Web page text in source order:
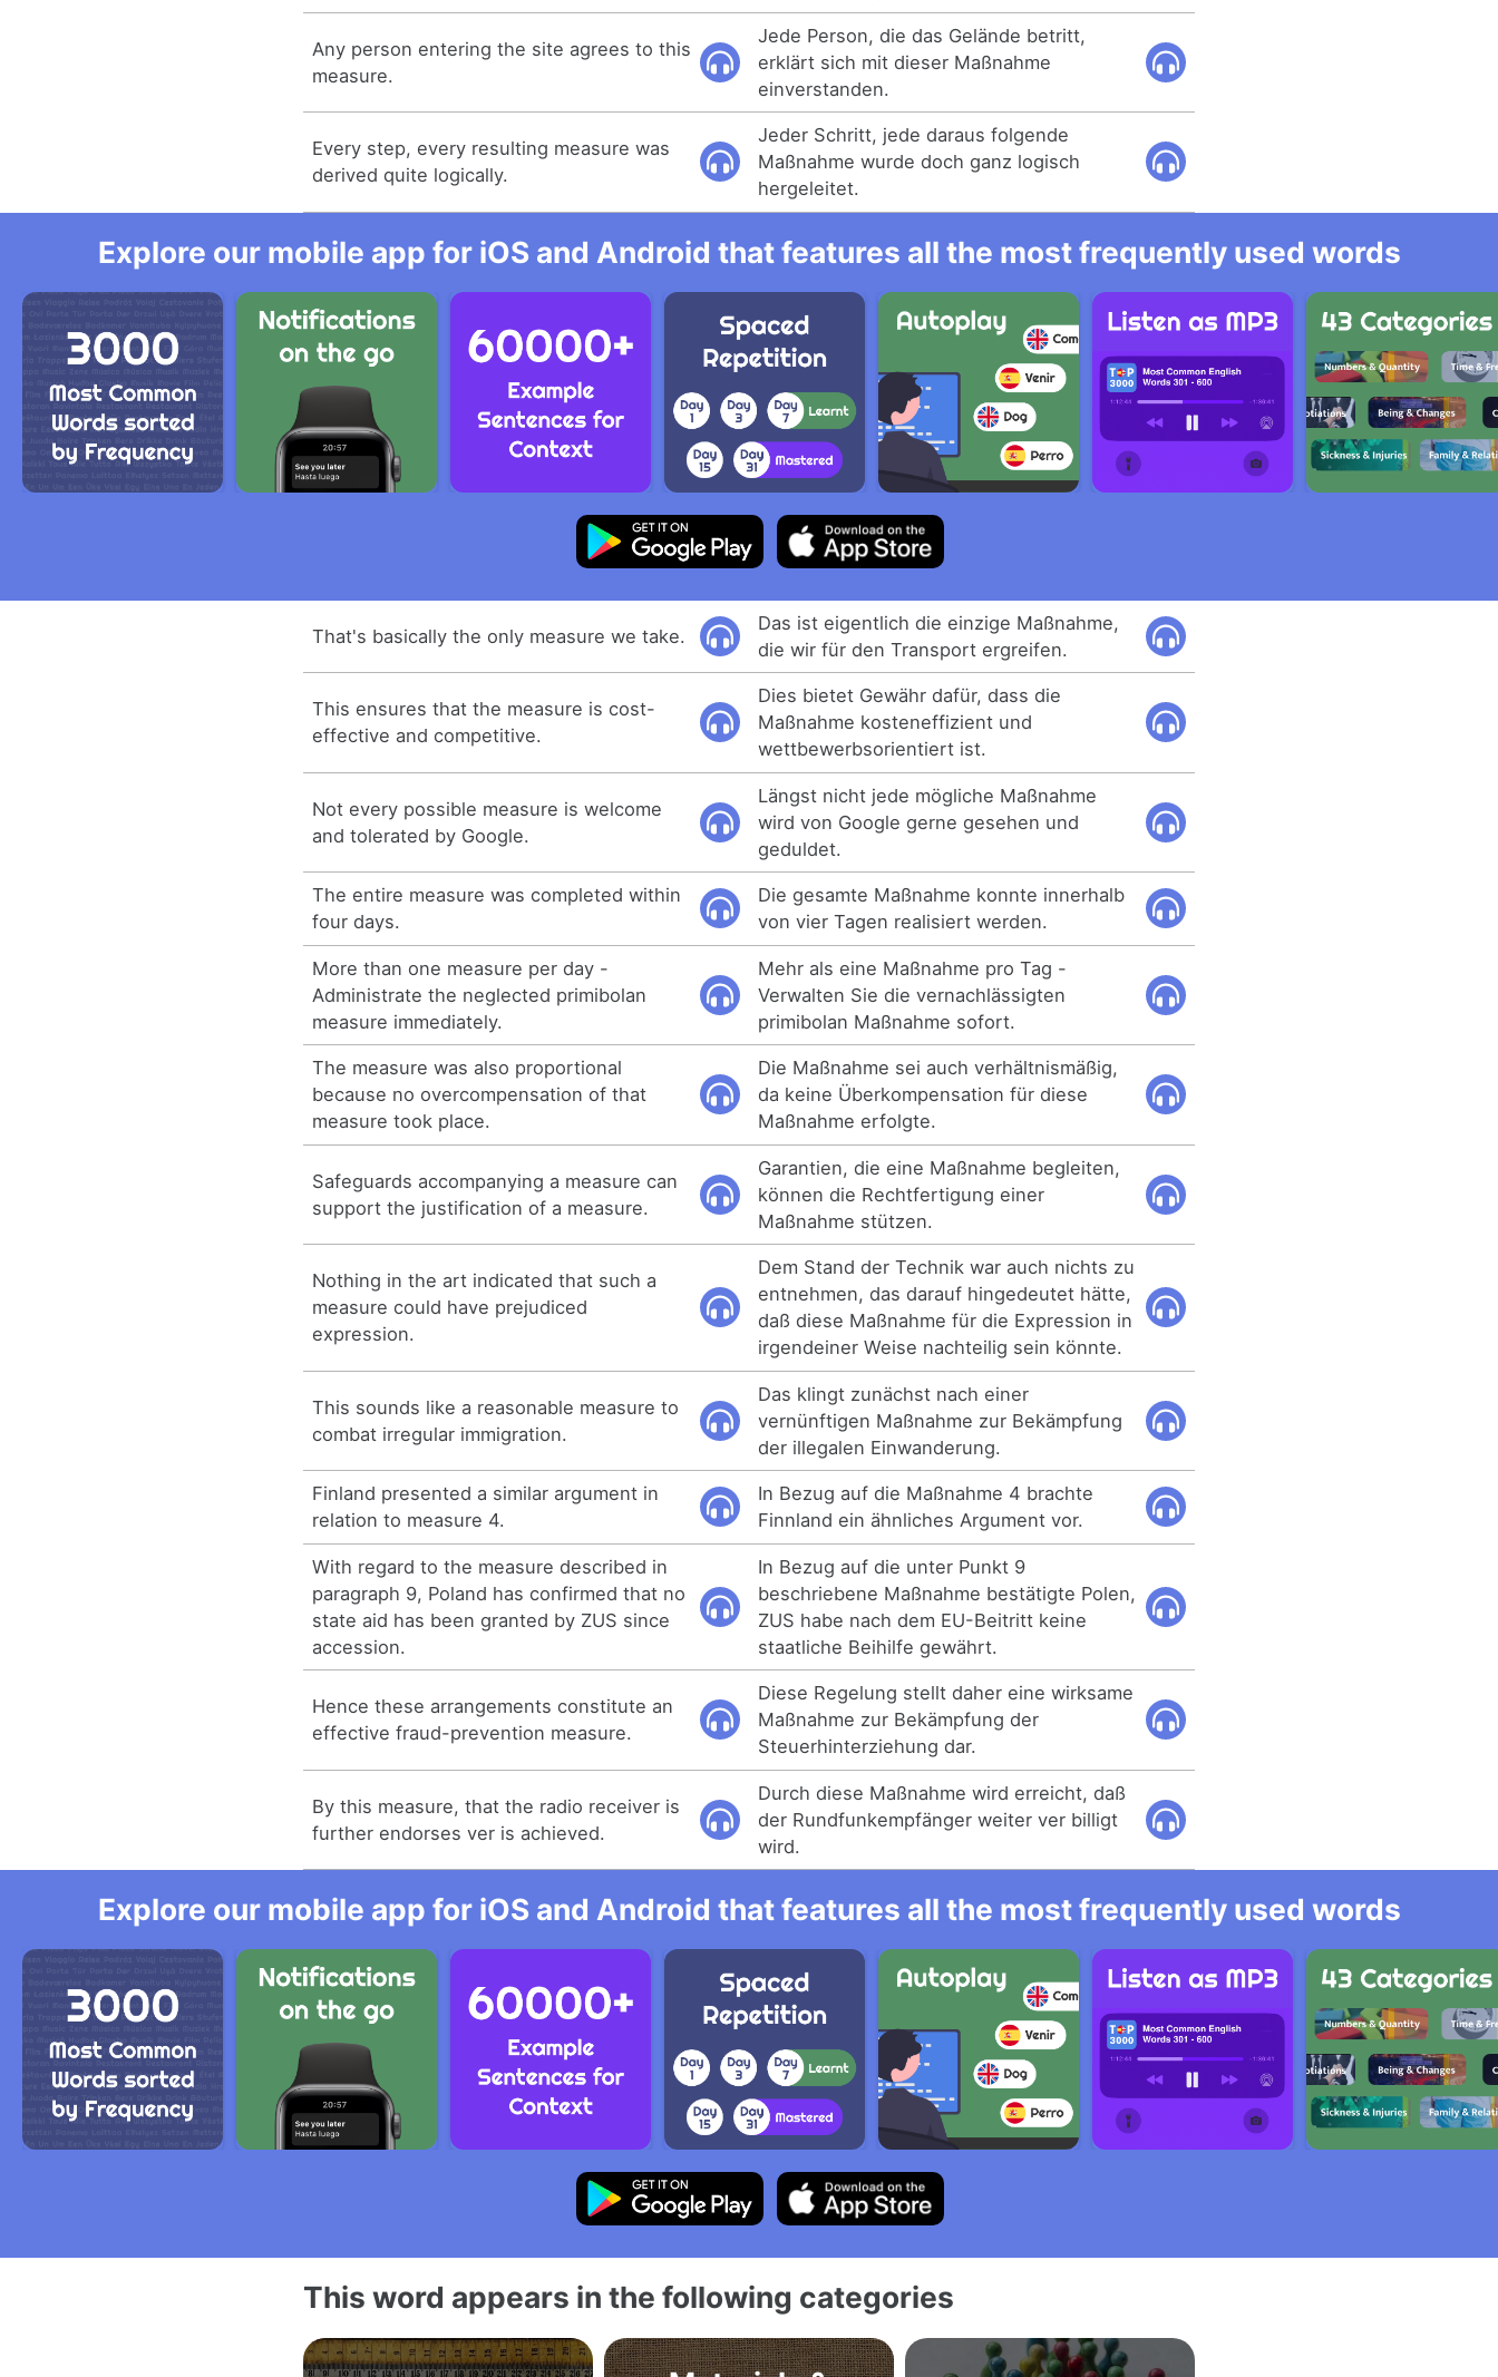
Any person entering the site agrees to this
measure.
Jede Person, die das Gelände betritt,
erklärt sich mit dieser Maßnahme
einverstanden.
Every step, every resulting measure was
derived quite logically.
Jeder Schritt, jede daraus folgende
Maßnahme wurde doch ganz logisch
hergeleitet.
Explore our mobile app for iOS and Android that features all the most frequently used words
That's basically the only measure we take.
Das ist eigentlich die einzige Maßnahme,
die wir für den Transport ergreifen.
This ensures that the measure is cost-
effective and competitive.
Dies bietet Gewähr dafür, dass die
Maßnahme kosteneffizient und
wettbewerbsorientiert ist.
Not every possible measure is welcome
and tolerated by Google.
Längst nicht jede mögliche Maßnahme
wird von Google gerne gesehen und
geduldet.
The entire measure was completed within
four days.
Die gesamte Maßnahme konnte innerhalb
von vier Tagen realisiert werden.
More than one measure per day -
Administrate the neglected primibolan
measure immediately.
Mehr als eine Maßnahme pro Tag -
Verwalten Sie die vernachlässigten
primibolan Maßnahme sofort.
The measure was also proportional
because no overcompensation of that
measure took place.
Die Maßnahme sei auch verhältnismäßig,
da keine Überkompensation für diese
Maßnahme erfolgte.
Safeguards accompanying a measure can
support the justification of a measure.
Garantien, die eine Maßnahme begleiten,
können die Rechtfertigung einer
Maßnahme stützen.
Nothing in the art indicated that such a
measure could have prejudiced
expression.
Dem Stand der Technik war auch nichts zu
entnehmen, das darauf hingedeutet hätte,
daß diese Maßnahme für die Expression in
irgendeiner Weise nachteilig sein könnte.
This sounds like a reasonable measure to
combat irregular immigration.
Das klingt zunächst nach einer
vernünftigen Maßnahme zur Bekämpfung
der illegalen Einwanderung.
Finland presented a similar argument in
relation to measure 4.
In Bezug auf die Maßnahme 4 brachte
Finnland ein ähnliches Argument vor.
With regard to the measure described in
paragraph 9, Poland has confirmed that no
state aid has been granted by ZUS since
accession.
In Bezug auf die unter Punkt 9
beschriebene Maßnahme bestätigte Polen,
ZUS habe nach dem EU-Beitritt keine
staatliche Beihilfe gewährt.
Hence these arrangements constitute an
effective fraud-prevention measure.
Diese Regelung stellt daher eine wirksame
Maßnahme zur Bekämpfung der
Steuerhinterziehung dar.
By this measure, that the radio receiver is
further endorses ver is achieved.
Durch diese Maßnahme wird erreicht, daß
der Rundfunkempfänger weiter ver billigt
wird.
Explore our mobile app for iOS and Android that features all the most frequently used words
This word appears in the following categories